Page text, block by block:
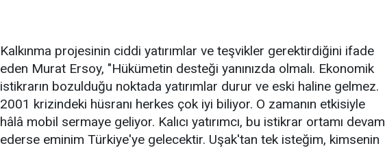
Kalkınma projesinin ciddi yatırımlar ve teşvikler gerektirdiğini ifade
eden Murat Ersoy, "Hükümetin desteği yanınızda olmalı. Ekonomik
istikrarın bozulduğu noktada yatırımlar durur ve eski haline gelmez.
2001 krizindeki hüsranı herkes çok iyi biliyor. O zamanın etkisiyle
hâlâ mobil sermaye geliyor. Kalıcı yatırımcı, bu istikrar ortamı devam
ederse eminim Türkiye'ye gelecektir. Uşak'tan tek isteğim, kimsenin